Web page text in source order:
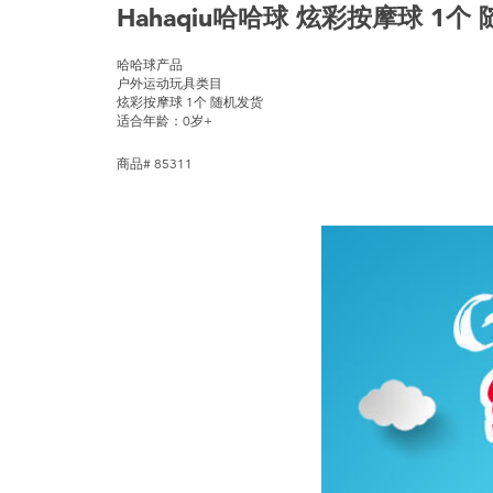
Hahaqiu哈哈球 炫彩按摩球 1个
哈哈球产品
户外运动玩具类目
炫彩按摩球 1个 随机发货
适合年龄：0岁+
商品# 85311